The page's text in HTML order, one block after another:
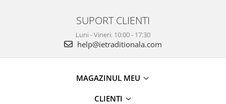
SUPORT CLIENTI
Luni - Vineri: 10:00 - 17:30
help@ietraditionala.com
MAGAZINUL MEU
CLIENTI